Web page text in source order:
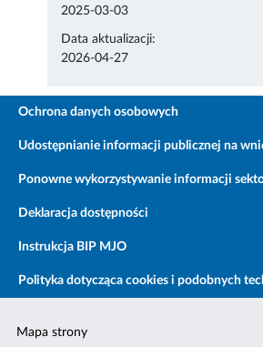
2025-03-03
Data aktualizacji:
2026-04-27
Ochrona danych osobowych
Udostępnianie informacji publicznej na
Ponowne wykorzystywanie informacji
Deklaracja dostępności
Instrukcja BIP MJO
Polityka dotycząca cookies i podobnych
Mapa strony